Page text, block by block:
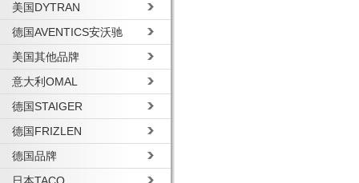
美国DYTRAN
德国AVENTICS安沃驰
美国其他品牌
意大利OMAL
德国STAIGER
德国FRIZLEN
德国品牌